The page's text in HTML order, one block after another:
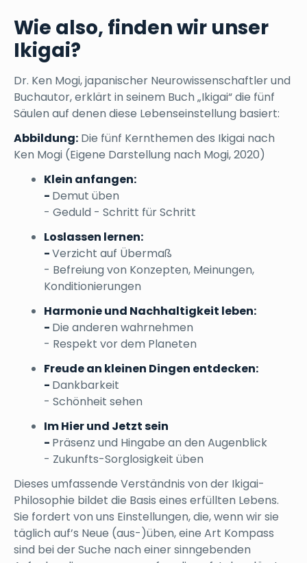
Wie also, finden wir unser
Ikigai?
Dr. Ken Mogi, japanischer Neurowissenschaftler und
Buchautor, erklärt in seinem Buch „Ikigai“ die fünf
Säulen auf denen diese Lebenseinstellung basiert:
Abbildung: Die fünf Kernthemen des Ikigai nach
Ken Mogi (Eigene Darstellung nach Mogi, 2020)
Klein anfangen:
- Demut üben
- Geduld - Schritt für Schritt
Loslassen lernen:
-Verzicht auf Übermaß
- Befreiung von Konzepten, Meinungen,
Konditionierungen
Harmonie und Nachhaltigkeit leben:
- Die anderen wahrnehmen
- Respekt vor dem Planeten
Freude an kleinen Dingen entdecken:
- Dankbarkeit
- Schönheit sehen
Im Hier und Jetzt sein
- Präsenz und Hingabe an den Augenblick
- Zukunfts-Sorglosigkeit üben
Dieses umfassende Verständnis von der Ikigai-
Philosophie bildet die Basis eines erfüllten Lebens.
Sie fordert von uns Einstellungen, die, wenn wir sie
täglich auf’s Neue (aus-)üben, eine Art Kompass
sind bei der Suche nach einer sinngebenden